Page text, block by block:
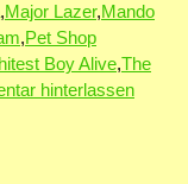
,Major Lazer,Mando
,Pet Shop
Boy Alive,The
hinterlassen